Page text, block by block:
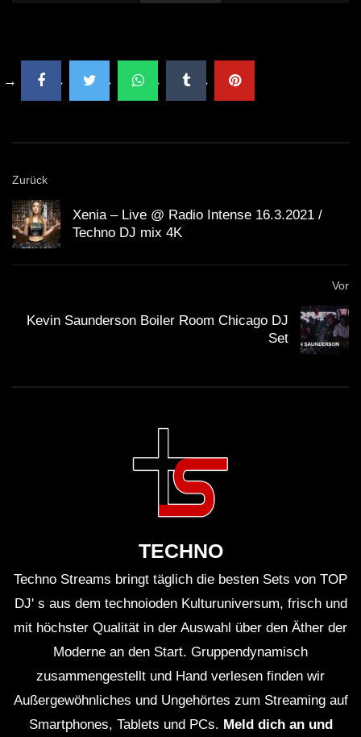
—
erstellt und kann problemlos in den WordPress-
WICHTIG:
direkt unterstützen. Viele Künstler haben die
Möglichkeit für Spenden. Mit dem Spendenbutton unter
Zurück
Xenia – Live @ Radio Intense 16.3.2021 /
Techno DJ mix 4K
Vor
Kevin Saunderson Boiler Room Chicago DJ
Set
TECHNO
Techno Streams bringt täglich die besten Sets von TOP
DJ' s aus dem technoioden Kulturuniversum, frisch und
mit höchster Qualität in der Auswahl über den Äther der
Moderne an den Start. Gruppendynamisch
zusammengestellt und Hand verlesen finden wir
Außergewöhnliches und Ungehörtes zum Streaming auf
Smartphones, Tablets und PCs. Meld dich an und